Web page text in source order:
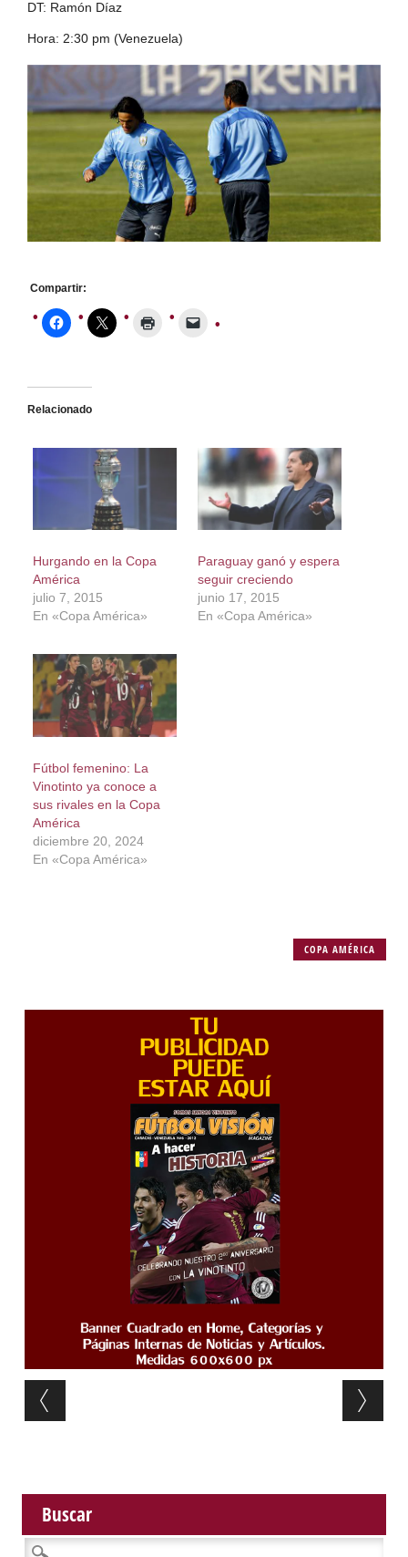
DT: Ramón Díaz
Hora: 2:30 pm (Venezuela)
Compartir:
Relacionado
Hurgando en la Copa
América
julio 7, 2015
En «Copa América»
Paraguay ganó y espera
seguir creciendo
junio 17, 2015
En «Copa América»
Fútbol femenino: La
Vinotinto ya conoce a
sus rivales en la Copa
América
diciembre 20, 2024
En «Copa América»
COPA AMÉRICA
Post navigation
Buscar
Buscar: